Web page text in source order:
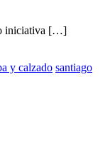
iniciativa […]
y calzado santiago